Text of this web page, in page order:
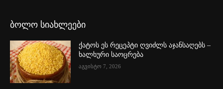
ბოლო სიახლეები
ქატოს ეს რეცეპტი ღვიძლს აჯანსაღებს –
ხალხური საოცრება
აგვისტო 7, 2026